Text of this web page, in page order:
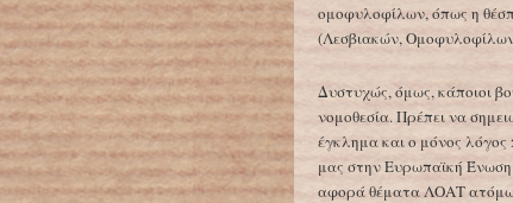
ομοφυλοφίλων, όπως η
(Λεσβιακών,
Δυστυχώς, όμως, κάποιοι
νομοθεσία. Πρέπει να
έγκλημα και ο μόνος λόγος
μας στην Ευρωπαϊκή
αφορά θέματα ΛΟΑΤ